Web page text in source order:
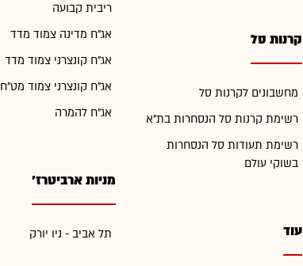
קרנות סל
מחשבונים לקרנות סל
רשימת קרנות סל הנסחרות בת"א
רשימת תעודות סל הנסחרות
בשוקי עולם
עוד
ריבית קבועה
אג"ח מדינה צמוד מדד
אג"ח קונצרני צמוד מדד
אג"ח קונצרני צמוד מט"ח
אג"ח להמרה
מניות ארביטרז'
תל אביב - ניו יורק